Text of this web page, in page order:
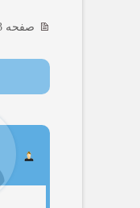
صفحه 23 از 54